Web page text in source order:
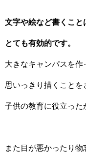
文字や絵など書くこと
とても有効的です。
大きなキャンパスを
思いっきり描くことを
子供の教育に役立った
また目が悪かったり物